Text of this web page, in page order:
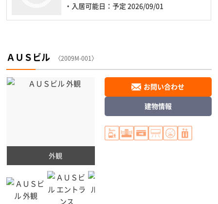
・入居可能日：予定 2026/09/01
ＡＵＳビル 〈2009M-001〉
外観
お問い合わせ
建物情報